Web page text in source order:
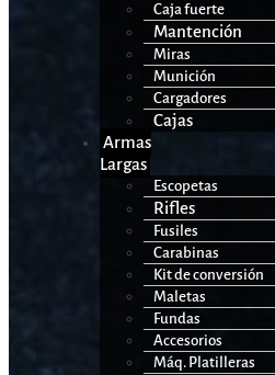
Caja fuerte
Mantención
Miras
Munición
Cargadores
Cajas
Armas
Largas
Escopetas
Rifles
Fusiles
Carabinas
Kit de conversión
Maletas
Fundas
Accesorios
Máq. Platilleras